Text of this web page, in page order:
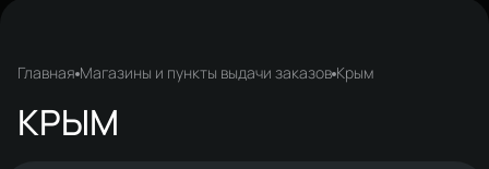
Главная Магазины и пункты выдачи заказов Крым
КРЫМ